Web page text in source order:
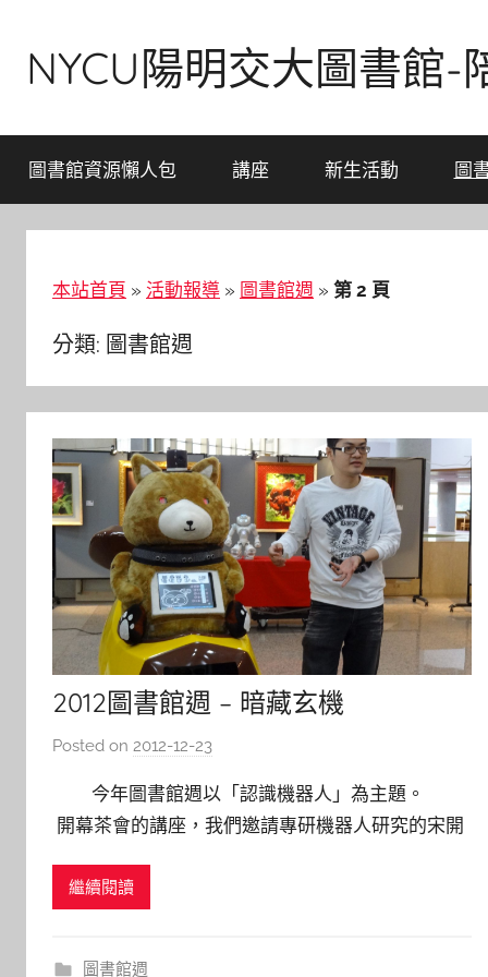
contentNYCU陽明交大圖書館-
圖書館資源懶人包 講座 新生活動 圖
本站首頁 » 活動報導 » 圖書館週 » 第 2 頁
分類: 圖書館週
2012圖書館週 – 暗藏玄機
Posted on 2012-12-23
s
h
今年圖書館週以「認識機器人」為主題。
開幕茶會的講座，我們邀請專研機器人研究的宋開
現場也展示研究成果，大大小小的機器人群聚一
繼續閱讀
圖書館週